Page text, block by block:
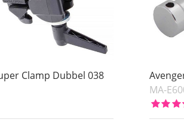
Clamp Dubbel 038
MA-